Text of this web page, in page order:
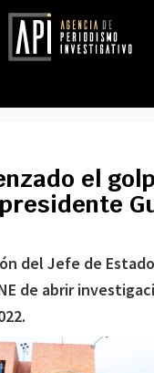
el
del Jefe de
de abrir